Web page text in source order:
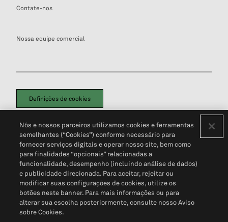
Contate-nos
Nossa equipe comercial
Definições de cookies
Política de PrivacidadePortal de privacidade do cliente (em inglês)
Não Venda Minhas Informações Pessoais© 2026 S&P Global
Nós e nossos parceiros utilizamos cookies e ferramentas
semelhantes (“Cookies”) conforme necessário para
fornecer serviços digitais e operar nosso site, bem como
para finalidades “opcionais” relacionadas a
funcionalidade, desempenho (incluindo análise de dados)
e publicidade direcionada. Para aceitar, rejeitar ou
modificar suas configurações de cookies, utilize os
botões neste banner. Para mais informações ou para
alterar sua escolha posteriormente, consulte nosso Aviso
sobre Cookies.